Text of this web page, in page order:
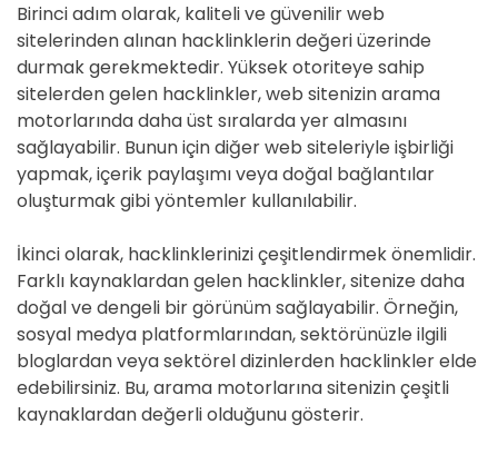
Birinci adım olarak, kaliteli ve güvenilir web
sitelerinden alınan hacklinklerin değeri üzerinde
durmak gerekmektedir. Yüksek otoriteye sahip
sitelerden gelen hacklinkler, web sitenizin arama
motorlarında daha üst sıralarda yer almasını
sağlayabilir. Bunun için diğer web siteleriyle işbirliği
yapmak, içerik paylaşımı veya doğal bağlantılar
oluşturmak gibi yöntemler kullanılabilir.
İkinci olarak, hacklinklerinizi çeşitlendirmek önemlidir.
Farklı kaynaklardan gelen hacklinkler, sitenize daha
doğal ve dengeli bir görünüm sağlayabilir. Örneğin,
sosyal medya platformlarından, sektörünüzle ilgili
bloglardan veya sektörel dizinlerden hacklinkler elde
edebilirsiniz. Bu, arama motorlarına sitenizin çeşitli
kaynaklardan değerli olduğunu gösterir.